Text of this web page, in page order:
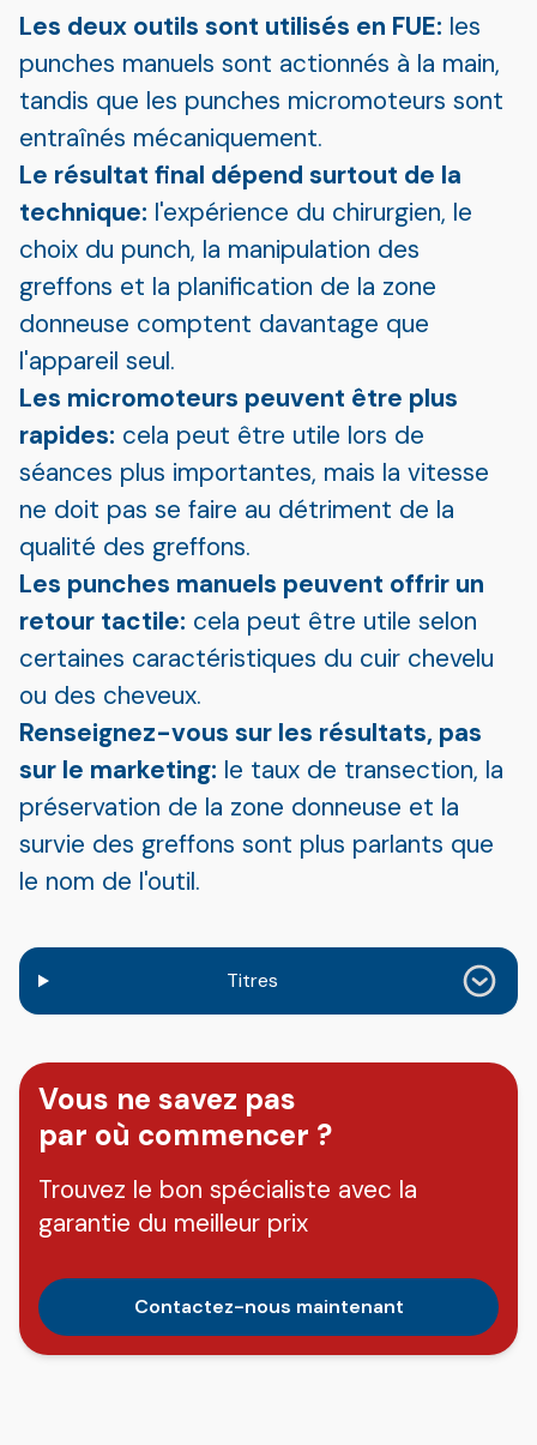
Les deux outils sont utilisés en FUE: les
punches manuels sont actionnés à la main,
tandis que les punches micromoteurs sont
entraînés mécaniquement.
Le résultat final dépend surtout de la
technique: l'expérience du chirurgien, le
choix du punch, la manipulation des
greffons et la planification de la zone
donneuse comptent davantage que
l'appareil seul.
Les micromoteurs peuvent être plus
rapides: cela peut être utile lors de
séances plus importantes, mais la vitesse
ne doit pas se faire au détriment de la
qualité des greffons.
Les punches manuels peuvent offrir un
retour tactile: cela peut être utile selon
certaines caractéristiques du cuir chevelu
ou des cheveux.
Renseignez-vous sur les résultats, pas
sur le marketing: le taux de transection, la
préservation de la zone donneuse et la
survie des greffons sont plus parlants que
le nom de l'outil.
Titres
Vous ne savez pas
par où commencer ?
Trouvez le bon spécialiste avec la
garantie du meilleur prix
Contactez-nous maintenant